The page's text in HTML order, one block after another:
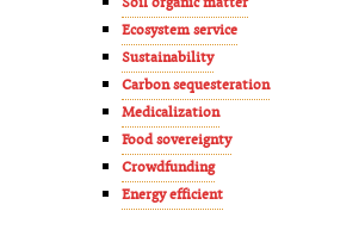
Ecosystem service
Sustainability
Carbon sequesteration
Medicalization
Food sovereignty
Crowdfunding
Energy efficient